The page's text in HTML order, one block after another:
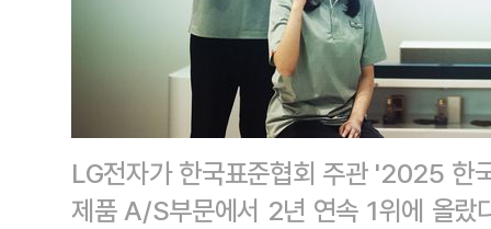
LG전자가 한국표준협회 주관 '2025
제품 A/S부문에서 2년 연속 1위에 올